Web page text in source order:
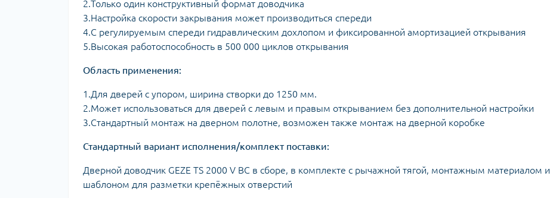
2.Только один конструктивный формат доводчика
3.Настройка скорости закрывания может производиться спереди
4.С регулируемым спереди гидравлическим дохлопом и фиксированной амортизацией открывания
5.Высокая работоспособность в 500 000 циклов открывания
Область применения:
1.Для дверей с упором, ширина створки до 1250 мм.
2.Может использоваться для дверей с левым и правым открыванием без дополнительной настройки
3.Стандартный монтаж на дверном полотне, возможен также монтаж на дверной коробке
Стандартный вариант исполнения/комплект поставки:
Дверной доводчик GEZE TS 2000 V BC в сборе, в комплекте с рычажной тягой, монтажным материалом и
шаблоном для разметки крепёжных отверстий